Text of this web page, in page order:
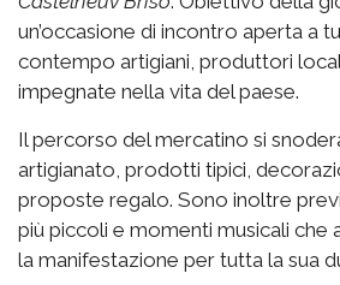
un’occasione di incontro aperta a
contempo artigiani, produttori
impegnate nella vita del paese.
Il percorso del mercatino si
artigianato, prodotti tipici,
proposte regalo. Sono inoltre
più piccoli e momenti musicali che
la manifestazione per tutta la sua